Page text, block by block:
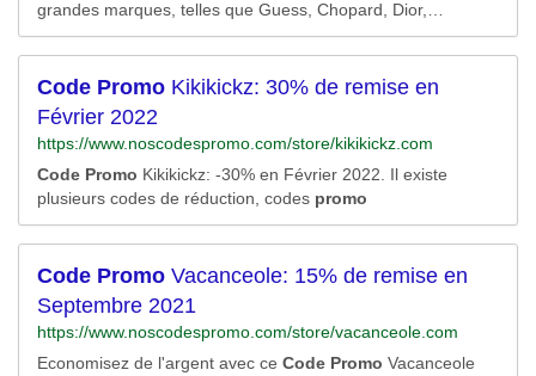
grandes marques, telles que Guess, Chopard, Dior,
Channel... Le site propose plus de 4700 modèles pour
homme et femme. Chic-time.com propose également un
espace Joaillerie, Maroquinerie, et Réveils. N'attendez plus
pour vous rendre sur Chic-Time.com, vous trouverez
forcément...
Code Promo Kikikickz: 30% de remise en
Février 2022
https://www.noscodespromo.com/store/kikikickz.com
Code Promo Kikikickz: -30% en Février 2022. Il existe
plusieurs codes de réduction, codes promo
Code Promo Vacanceole: 15% de remise en
Septembre 2021
https://www.noscodespromo.com/store/vacanceole.com
Economisez de l'argent avec ce Code Promo Vacanceole